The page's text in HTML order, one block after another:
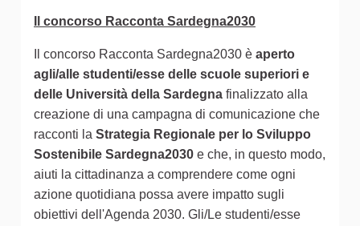
Il concorso Racconta Sardegna2030
Il concorso Racconta Sardegna2030 è aperto
agli/alle studenti/esse delle scuole superiori e
delle Università della Sardegna finalizzato alla
creazione di una campagna di comunicazione che
racconti la Strategia Regionale per lo Sviluppo
Sostenibile Sardegna2030 e che, in questo modo,
aiuti la cittadinanza a comprendere come ogni
azione quotidiana possa avere impatto sugli
obiettivi dell'Agenda 2030. Gli/Le studenti/esse